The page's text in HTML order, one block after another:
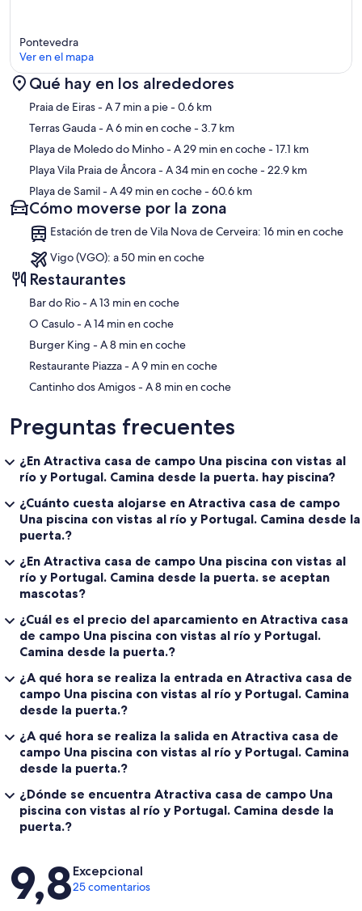
Mapa
Pontevedra
Ver en el mapa
Qué hay en los alrededores
Praia de Eiras- A 7 min a pie- 0.6 km
Terras Gauda- A 6 min en coche- 3.7 km
Playa de Moledo do Minho- A 29 min en coche- 17.1 km
Playa Vila Praia de Âncora- A 34 min en coche- 22.9 km
Playa de Samil- A 49 min en coche- 60.6 km
Cómo moverse por la zona
Estación de tren de Vila Nova de Cerveira: 16 min en coche
Vigo (VGO): a 50 min en coche
Restaurantes
‪Bar do Rio - ‬A 13 min en coche
‪O Casulo - ‬A 14 min en coche
‪Burger King - ‬A 8 min en coche
‪Restaurante Piazza - ‬A 9 min en coche
‪Cantinho dos Amigos - ‬A 8 min en coche
Preguntas frecuentes
¿En Atractiva casa de campo Una piscina con vistas al
río y Portugal. Camina desde la puerta. hay piscina?
¿Cuánto cuesta alojarse en Atractiva casa de campo
Una piscina con vistas al río y Portugal. Camina desde la
puerta.?
¿En Atractiva casa de campo Una piscina con vistas al
río y Portugal. Camina desde la puerta. se aceptan
mascotas?
¿Cuál es el precio del aparcamiento en Atractiva casa
de campo Una piscina con vistas al río y Portugal.
Camina desde la puerta.?
¿A qué hora se realiza la entrada en Atractiva casa de
campo Una piscina con vistas al río y Portugal. Camina
desde la puerta.?
¿A qué hora se realiza la salida en Atractiva casa de
campo Una piscina con vistas al río y Portugal. Camina
desde la puerta.?
¿Dónde se encuentra Atractiva casa de campo Una
piscina con vistas al río y Portugal. Camina desde la
puerta.?
Comentarios
9,8Excepcional
25 comentarios